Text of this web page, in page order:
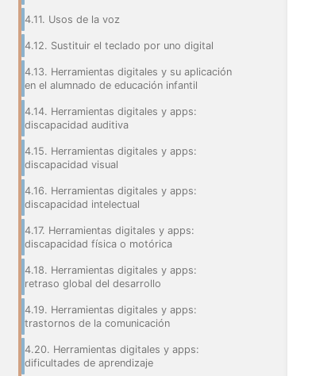
4.11. Usos de la voz
4.12. Sustituir el teclado por uno digital
4.13. Herramientas digitales y su aplicación
en el alumnado de educación infantil
4.14. Herramientas digitales y apps:
discapacidad auditiva
4.15. Herramientas digitales y apps:
discapacidad visual
4.16. Herramientas digitales y apps:
discapacidad intelectual
4.17. Herramientas digitales y apps:
discapacidad física o motórica
4.18. Herramientas digitales y apps:
retraso global del desarrollo
4.19. Herramientas digitales y apps:
trastornos de la comunicación
4.20. Herramientas digitales y apps:
dificultades de aprendizaje